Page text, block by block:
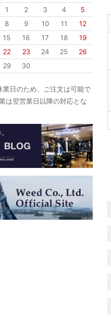
1
2 3 4
5
8 9 10 11
12
15 16 17 18
19
22 23 24 25
26
29 30
業日のため、ご注文は可能で
は翌営業日以降の対応とな